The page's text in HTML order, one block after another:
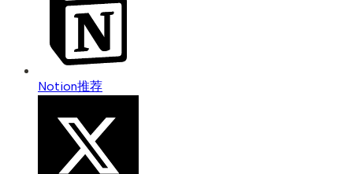
Notion推荐